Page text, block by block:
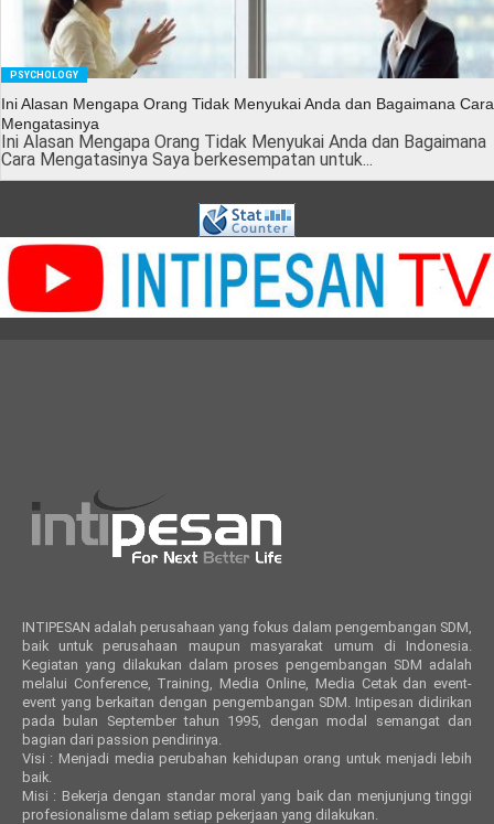
PSYCHOLOGY
Ini Alasan Mengapa Orang Tidak Menyukai Anda dan Bagaimana Cara
Mengatasinya
Ini Alasan Mengapa Orang Tidak Menyukai Anda dan Bagaimana
Cara Mengatasinya Saya berkesempatan untuk...
INTIPESAN adalah perusahaan yang fokus dalam pengembangan SDM,
baik untuk perusahaan maupun masyarakat umum di Indonesia.
Kegiatan yang dilakukan dalam proses pengembangan SDM adalah
melalui Conference, Training, Media Online, Media Cetak dan event-
event yang berkaitan dengan pengembangan SDM. Intipesan didirikan
pada bulan September tahun 1995, dengan modal semangat dan
bagian dari passion pendirinya.
Visi : Menjadi media perubahan kehidupan orang untuk menjadi lebih
baik.
Misi : Bekerja dengan standar moral yang baik dan menjunjung tinggi
profesionalisme dalam setiap pekerjaan yang dilakukan.